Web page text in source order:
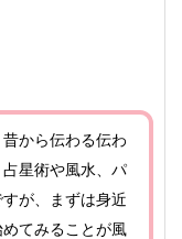
から伝わる伝わ
星術や風水、パ
が、まずは身近
てみることが風